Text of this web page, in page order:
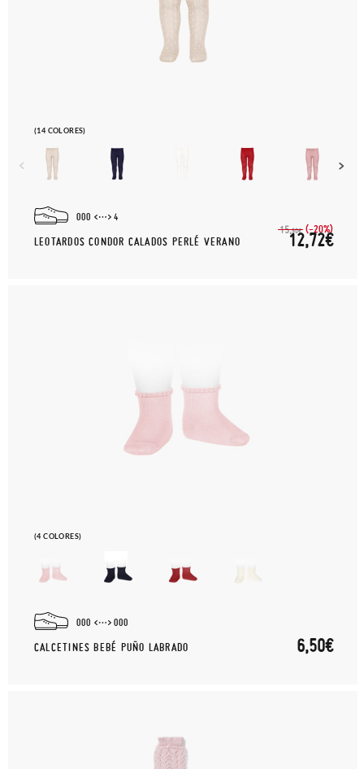
(14 COLORES)
000 4
LEOTARDOS CONDOR CALADOS PERLÉ VERANO
15,90€ (-20%)
12,72€
(4 COLORES)
000 000
CALCETINES BEBÉ PUÑO LABRADO 6,50€